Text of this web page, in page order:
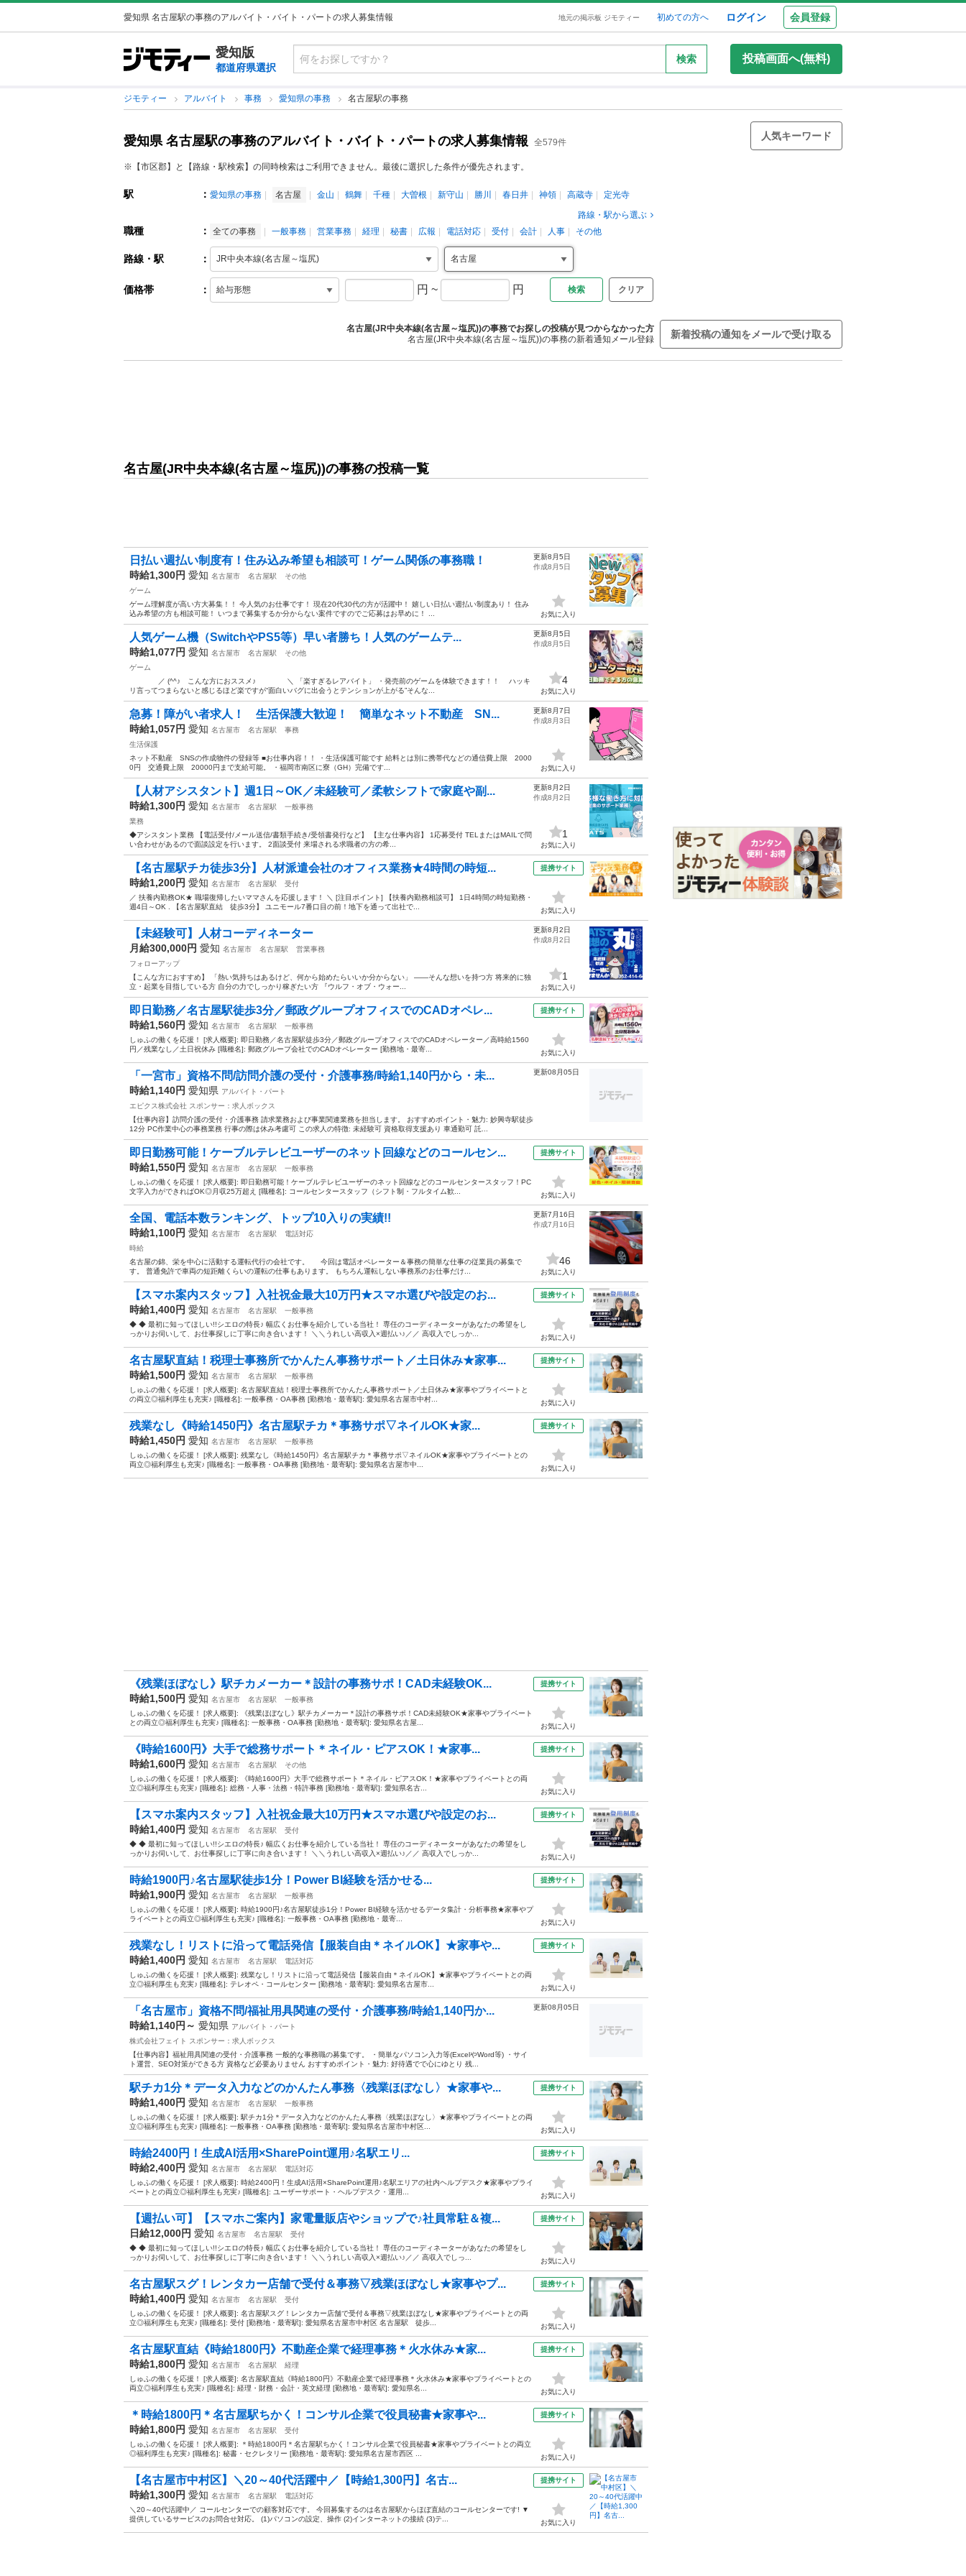
愛知県 名古屋駅の事務のアルバイト・バイト・パートの求人募集情報 地元の掲示板 ジモティー 初めての方へ ログイン 会員登録
愛知版
都道府県選択
検索 投稿画面へ(無料)
ジモティー アルバイト 事務 愛知県の事務 名古屋駅の事務
愛知県 名古屋駅の事務のアルバイト・バイト・パートの求人募集情報 全579件
人気キーワード
※【市区郡】と【路線・駅検索】の同時検索はご利用できません。最後に選択した条件が優先されます。
駅 ： 愛知県の事務 名古屋 金山 鶴舞 千種 大曽根 新守山 勝川 春日井 神領 高蔵寺
定光寺
路線・駅から選ぶ
職種 ： 全ての事務 一般事務 営業事務 経理 秘書 広報 電話対応 受付 会計 人事 その他
路線・駅 ：
価格帯 ： 円 ~ 円 クリア
名古屋(JR中央本線(名古屋～塩尻))の事務でお探しの投稿が見つからなかった方
名古屋(JR中央本線(名古屋～塩尻))の事務の新着通知メール登録
新着投稿の通知をメールで受け取る
名古屋(JR中央本線(名古屋～塩尻))の事務の投稿一覧
日払い週払い制度有！住み込み希望も相談可！ゲーム関係の事務職！
時給1,300円 愛知 名古屋市 名古屋駅
その他
ゲーム
ゲーム理解度が高い方大募集！！ 今人気のお仕事です！ 現在20代30代の方が活躍中！ 嬉しい日払い週払い制度あり！ 住み
込み希望の方も相談可能！ いつまで募集するか分からない案件ですのでご応募はお早めに！ ...
更新8月5日
作成8月5日
お気に入り
人気ゲーム機（SwitchやPS5等）早い者勝ち！人気のゲームテ...
時給1,077円 愛知 名古屋市 名古屋駅
その他
ゲーム
／ (^^♪ こんな方におススメ♪ ＼ 「楽すぎるレアバイト」 ・発売前のゲームを体験できます！！ ハッキ
リ言ってつまらないと感じるほど楽ですが“面白いバグに出会うとテンションが上がる”そんな...
更新8月5日
作成8月5日
4
お気に入り
急募！障がい者求人！ 生活保護大歓迎！ 簡単なネット不動産 SN...
時給1,057円 愛知 名古屋市 名古屋駅
事務
生活保護
ネット不動産 SNSの作成物件の登録等 ■お仕事内容！！ ・生活保護可能です 給料とは別に携帯代などの通信費上限 2000
0円 交通費上限 20000円まで支給可能。 ・福岡市南区に寮（GH）完備です...
更新8月7日
作成8月3日
お気に入り
【人材アシスタント】週1日～OK／未経験可／柔軟シフトで家庭や副...
時給1,300円 愛知 名古屋市 名古屋駅
一般事務
業務
◆アシスタント業務 【電話受付/メール送信/書類手続き/受領書発行など】 【主な仕事内容】 1応募受付 TELまたはMAILで問
い合わせがあるので面談設定を行います。 2面談受付 来場される求職者の方の希...
更新8月2日
作成8月2日
1
お気に入り
【名古屋駅チカ徒歩3分】人材派遣会社のオフィス業務★4時間の時短...
時給1,200円 愛知 名古屋市 名古屋駅
受付
／ 扶養内勤務OK★ 職場復帰したいママさんを応援します！ ＼ [注目ポイント] 【扶養内勤務相談可】 1日4時間の時短勤務・
週4日～OK . 【名古屋駅直結 徒歩3分】 ユニモール7番口目の前！地下を通って出社で...
提携サイト
お気に入り
【未経験可】人材コーディネーター
月給300,000円 愛知 名古屋市 名古屋駅
営業事務
フォローアップ
【こんな方におすすめ】 「熱い気持ちはあるけど、何から始めたらいいか分からない」 ――そんな想いを持つ方 将来的に独
立・起業を目指している方 自分の力でしっかり稼ぎたい方 『ウルフ・オブ・ウォー...
更新8月2日
作成8月2日
1
お気に入り
即日勤務／名古屋駅徒歩3分／郵政グループオフィスでのCADオペレ...
時給1,560円 愛知 名古屋市 名古屋駅
一般事務
しゅふの働くを応援！ [求人概要]: 即日勤務／名古屋駅徒歩3分／郵政グループオフィスでのCADオペレーター／高時給1560
円／残業なし／土日祝休み [職種名]: 郵政グループ会社でのCADオペレーター [勤務地・最寄...
提携サイト
お気に入り
「一宮市」資格不問/訪問介護の受付・介護事務/時給1,140円から・未...
時給1,140円 愛知県 アルバイト・パート
エピクス株式会社 スポンサー：求人ボックス
【仕事内容】訪問介護の受付・介護事務 請求業務および事業関連業務を担当します。 おすすめポイント・魅力: 妙興寺駅徒歩
12分 PC作業中心の事務業務 行事の際は休み考慮可 この求人の特徴: 未経験可 資格取得支援あり 車通勤可 託...
更新08月05日
即日勤務可能！ケーブルテレビユーザーのネット回線などのコールセン...
時給1,550円 愛知 名古屋市 名古屋駅
一般事務
しゅふの働くを応援！ [求人概要]: 即日勤務可能！ケーブルテレビユーザーのネット回線などのコールセンタースタッフ！PC
文字入力ができればOK◎月収25万超え [職種名]: コールセンタースタッフ（シフト制・フルタイム歓...
提携サイト
お気に入り
全国、電話本数ランキング、トップ10入りの実績!!
時給1,100円 愛知 名古屋市 名古屋駅
電話対応
時給
名古屋の錦、栄を中心に活動する運転代行の会社です。 今回は電話オペレーター＆事務の簡単な仕事の従業員の募集で
す。 普通免許で車両の短距離くらいの運転の仕事もあります。 もちろん運転しない事務系のお仕事だけ...
更新7月16日
作成7月16日
46
お気に入り
【スマホ案内スタッフ】入社祝金最大10万円★スマホ選びや設定のお...
時給1,400円 愛知 名古屋市 名古屋駅
一般事務
◆ ◆ 最初に知ってほしい!!シエロの特長♪ 幅広くお仕事を紹介している当社！ 専任のコーディネーターがあなたの希望をし
っかりお伺いして、お仕事探しに丁寧に向き合います！ ＼＼うれしい高収入×週払い♪／／ 高収入でしっか...
提携サイト
お気に入り
名古屋駅直結！税理士事務所でかんたん事務サポート／土日休み★家事...
時給1,500円 愛知 名古屋市 名古屋駅
一般事務
しゅふの働くを応援！ [求人概要]: 名古屋駅直結！税理士事務所でかんたん事務サポート／土日休み★家事やプライベートと
の両立◎福利厚生も充実♪ [職種名]: 一般事務・OA事務 [勤務地・最寄駅]: 愛知県名古屋市中村...
提携サイト
お気に入り
残業なし《時給1450円》名古屋駅チカ＊事務サポ▽ネイルOK★家...
時給1,450円 愛知 名古屋市 名古屋駅
一般事務
しゅふの働くを応援！ [求人概要]: 残業なし《時給1450円》名古屋駅チカ＊事務サポ▽ネイルOK★家事やプライベートとの
両立◎福利厚生も充実♪ [職種名]: 一般事務・OA事務 [勤務地・最寄駅]: 愛知県名古屋市中...
提携サイト
お気に入り
《残業ほぼなし》駅チカメーカー＊設計の事務サポ！CAD未経験OK...
時給1,500円 愛知 名古屋市 名古屋駅
一般事務
しゅふの働くを応援！ [求人概要]: 《残業ほぼなし》駅チカメーカー＊設計の事務サポ！CAD未経験OK★家事やプライベート
との両立◎福利厚生も充実♪ [職種名]: 一般事務・OA事務 [勤務地・最寄駅]: 愛知県名古屋...
提携サイト
お気に入り
《時給1600円》大手で総務サポート＊ネイル・ピアスOK！★家事...
時給1,600円 愛知 名古屋市 名古屋駅
その他
しゅふの働くを応援！ [求人概要]: 《時給1600円》大手で総務サポート＊ネイル・ピアスOK！★家事やプライベートとの両
立◎福利厚生も充実♪ [職種名]: 総務・人事・法務・特許事務 [勤務地・最寄駅]: 愛知県名古...
提携サイト
お気に入り
【スマホ案内スタッフ】入社祝金最大10万円★スマホ選びや設定のお...
時給1,400円 愛知 名古屋市 名古屋駅
受付
◆ ◆ 最初に知ってほしい!!シエロの特長♪ 幅広くお仕事を紹介している当社！ 専任のコーディネーターがあなたの希望をし
っかりお伺いして、お仕事探しに丁寧に向き合います！ ＼＼うれしい高収入×週払い♪／／ 高収入でしっか...
提携サイト
お気に入り
時給1900円♪名古屋駅徒歩1分！Power BI経験を活かせる...
時給1,900円 愛知 名古屋市 名古屋駅
一般事務
しゅふの働くを応援！ [求人概要]: 時給1900円♪名古屋駅徒歩1分！Power BI経験を活かせるデータ集計・分析事務★家事やプ
ライベートとの両立◎福利厚生も充実♪ [職種名]: 一般事務・OA事務 [勤務地・最寄...
提携サイト
お気に入り
残業なし！リストに沿って電話発信【服装自由＊ネイルOK】★家事や...
時給1,400円 愛知 名古屋市 名古屋駅
電話対応
しゅふの働くを応援！ [求人概要]: 残業なし！リストに沿って電話発信【服装自由＊ネイルOK】★家事やプライベートとの両
立◎福利厚生も充実♪ [職種名]: テレオペ・コールセンター [勤務地・最寄駅]: 愛知県名古屋市...
提携サイト
お気に入り
「名古屋市」資格不問/福祉用具関連の受付・介護事務/時給1,140円か...
時給1,140円～ 愛知県 アルバイト・パート
株式会社フェイト スポンサー：求人ボックス
【仕事内容】福祉用具関連の受付・介護事務 一般的な事務職の募集です。 ・簡単なパソコン入力等(ExcelやWord等) ・サイ
ト運営、SEO対策ができる方 資格など必要ありません おすすめポイント・魅力: 好待遇でで心にゆとり 残...
更新08月05日
駅チカ1分＊データ入力などのかんたん事務〈残業ほぼなし〉★家事や...
時給1,400円 愛知 名古屋市 名古屋駅
一般事務
しゅふの働くを応援！ [求人概要]: 駅チカ1分＊データ入力などのかんたん事務〈残業ほぼなし〉★家事やプライベートとの両
立◎福利厚生も充実♪ [職種名]: 一般事務・OA事務 [勤務地・最寄駅]: 愛知県名古屋市中村区...
提携サイト
お気に入り
時給2400円！生成AI活用×SharePoint運用♪名駅エリ...
時給2,400円 愛知 名古屋市 名古屋駅
電話対応
しゅふの働くを応援！ [求人概要]: 時給2400円！生成AI活用×SharePoint運用♪名駅エリアの社内ヘルプデスク★家事やプライ
ベートとの両立◎福利厚生も充実♪ [職種名]: ユーザーサポート・ヘルプデスク・運用...
提携サイト
お気に入り
【週払い可】【スマホご案内】家電量販店やショップで♪社員常駐＆複...
日給12,000円 愛知 名古屋市 名古屋駅
受付
◆ ◆ 最初に知ってほしい!!シエロの特長♪ 幅広くお仕事を紹介している当社！ 専任のコーディネーターがあなたの希望をし
っかりお伺いして、お仕事探しに丁寧に向き合います！ ＼＼うれしい高収入×週払い♪／／ 高収入でしっ...
提携サイト
お気に入り
名古屋駅スグ！レンタカー店舗で受付＆事務▽残業ほぼなし★家事やプ...
時給1,400円 愛知 名古屋市 名古屋駅
受付
しゅふの働くを応援！ [求人概要]: 名古屋駅スグ！レンタカー店舗で受付＆事務▽残業ほぼなし★家事やプライベートとの両
立◎福利厚生も充実♪ [職種名]: 受付 [勤務地・最寄駅]: 愛知県名古屋市中村区 名古屋駅 徒歩...
提携サイト
お気に入り
名古屋駅直結《時給1800円》不動産企業で経理事務＊火水休み★家...
時給1,800円 愛知 名古屋市 名古屋駅
経理
しゅふの働くを応援！ [求人概要]: 名古屋駅直結《時給1800円》不動産企業で経理事務＊火水休み★家事やプライベートとの
両立◎福利厚生も充実♪ [職種名]: 経理・財務・会計・英文経理 [勤務地・最寄駅]: 愛知県名...
提携サイト
お気に入り
＊時給1800円＊名古屋駅ちかく！コンサル企業で役員秘書★家事や...
時給1,800円 愛知 名古屋市 名古屋駅
受付
しゅふの働くを応援！ [求人概要]: ＊時給1800円＊名古屋駅ちかく！コンサル企業で役員秘書★家事やプライベートとの両立
◎福利厚生も充実♪ [職種名]: 秘書・セクレタリー [勤務地・最寄駅]: 愛知県名古屋市西区 ...
提携サイト
お気に入り
【名古屋市中村区】＼20～40代活躍中／【時給1,300円】名古...
時給1,300円 愛知 名古屋市 名古屋駅
電話対応
＼20～40代活躍中／ コールセンターでの顧客対応です。 今回募集するのは名古屋駅からほぼ直結のコールセンターです! ▼
提供しているサービスのお問合せ対応。 (1)パソコンの設定、操作 (2)インターネットの接続 (3)テ...
提携サイト
お気に入り